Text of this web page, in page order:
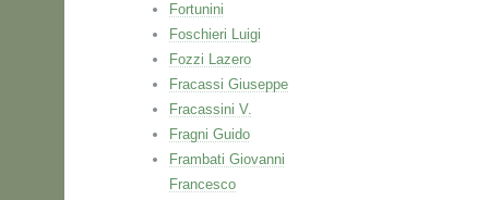
Fortunini
Foschieri Luigi
Fozzi Lazero
Fracassi Giuseppe
Fracassini V.
Fragni Guido
Frambati Giovanni
Francesco